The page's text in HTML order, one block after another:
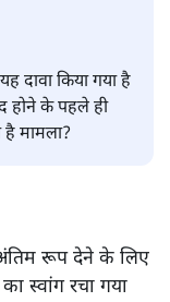
दावा किया गया है
होने के पहले ही
है मामला?
अंतिम रूप देने के लिए
स्वांग रचा गया